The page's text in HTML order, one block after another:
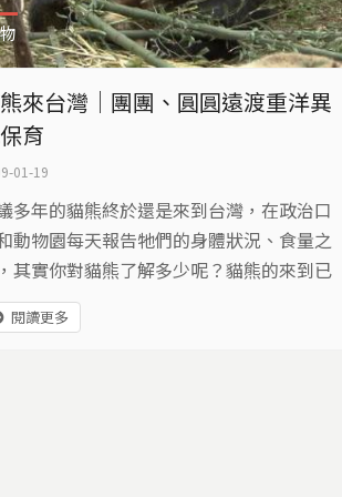
來台灣｜團團、圓圓遠渡重洋異
育
01-19
多年的貓熊終於還是來到台灣，在政治口
動物園每天報告牠們的身體狀況、食量之
其實你對貓熊了解多少呢？貓熊的來到已
為事實，希望從這件事情上，大家能夠有
不同的思考角度，這些野生動物真的有必
閱讀更多